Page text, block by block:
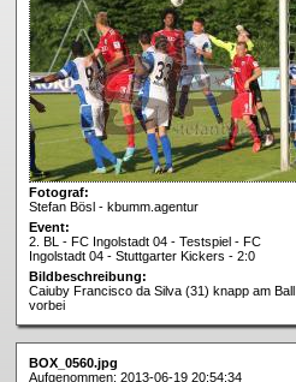
Fotograf:
Stefan Bösl - kbumm.agentur
Event:
2. BL - FC Ingolstadt 04 - Testspiel - FC
Ingolstadt 04 - Stuttgarter Kickers - 2:0
Bildbeschreibung:
Caiuby Francisco da Silva (31) knapp am Ball
vorbei
BOX_0560.jpg
Aufgenommen: 2013-06-19 20:54:34